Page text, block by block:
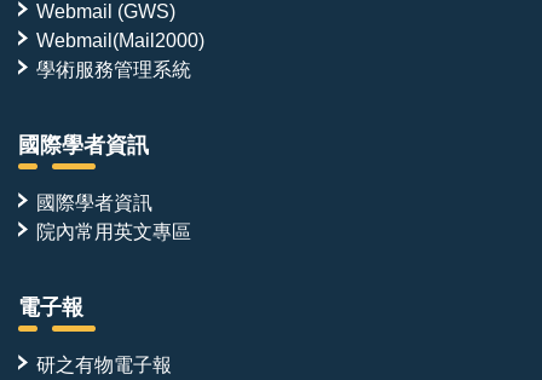
Webmail (GWS)
Webmail(Mail2000)
學術服務管理系統
國際學者資訊
國際學者資訊
院內常用英文專區
電子報
研之有物電子報